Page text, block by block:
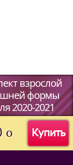
взрослой
формы
2020-2021
Купить
o